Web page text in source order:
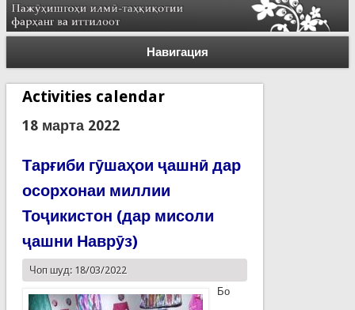
Навигация
Activities calendar
18 марта 2022
Тарғиби гӯшаҳои ҷашнӣ дар
осорхонаи миллии
Тоҷикистон (дар мисоли
ҷашни Наврӯз)
Чоп шуд: 18/03/2022
Бо